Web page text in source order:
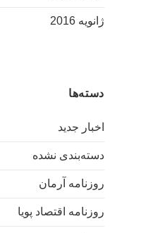
ژانویه 2016
دسته‌ها
اخبار جدید
دسته‌بندی نشده
روزنامه آرمان
روزنامه اقتصاد پویا